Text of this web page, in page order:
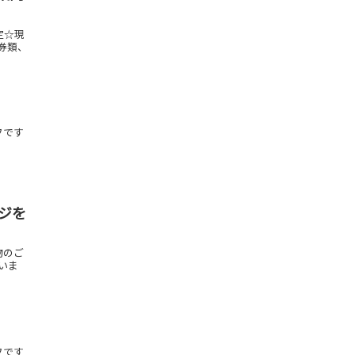
☆現
、
です
を
のご
ま
です